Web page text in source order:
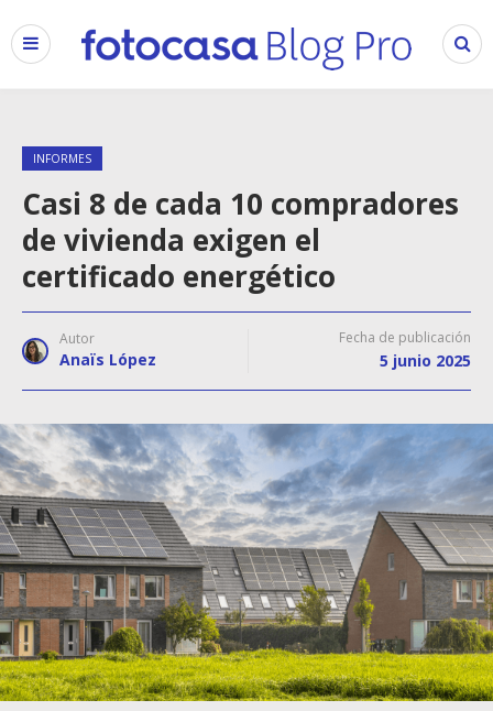
INFORMES
Casi 8 de cada 10 compradores
de vivienda exigen el
certificado energético
Autor
Anaïs López
Fecha de publicación
5 junio 2025